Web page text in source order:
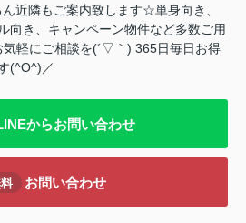
近隣もご案内致します☆単身向き、
向き、キャンペーン物件など多数ご用
気軽にご相談を(´▽｀) 365日毎日お得
(^O^)／
からお問い合わせ
お問い合わせ